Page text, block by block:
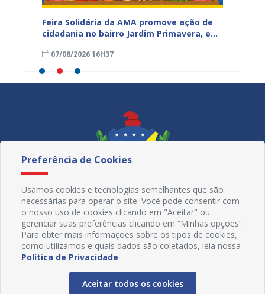
Feira Solidária da AMA promove ação de
cidadania no bairro Jardim Primavera, em
07/08/2026 16H37
Redes Sociais
Preferência de Cookies
Usamos cookies e tecnologias semelhantes que são
necessárias para operar o site. Você pode consentir com
o nosso uso de cookies clicando em "Aceitar" ou
gerenciar suas preferências clicando em “Minhas opções”.
Para obter mais informações sobre os tipos de cookies,
como utilizamos e quais dados são coletados, leia nossa
Política de Privacidade.
Aceitar todos os cookies